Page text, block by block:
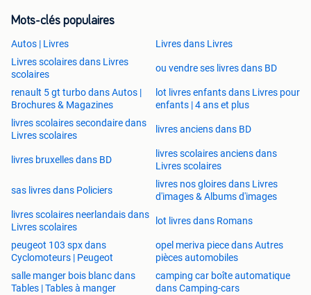
Mots-clés populaires
Autos | Livres
Livres dans Livres
Livres scolaires dans Livres
scolaires
ou vendre ses livres dans BD
renault 5 gt turbo dans Autos |
Brochures & Magazines
lot livres enfants dans Livres pour
enfants | 4 ans et plus
livres scolaires secondaire dans
Livres scolaires
livres anciens dans BD
livres bruxelles dans BD
livres scolaires anciens dans
Livres scolaires
sas livres dans Policiers
livres nos gloires dans Livres
d'images & Albums d'images
livres scolaires neerlandais dans
Livres scolaires
lot livres dans Romans
peugeot 103 spx dans
Cyclomoteurs | Peugeot
opel meriva piece dans Autres
pièces automobiles
salle manger bois blanc dans
Tables | Tables à manger
camping car boîte automatique
dans Camping-cars